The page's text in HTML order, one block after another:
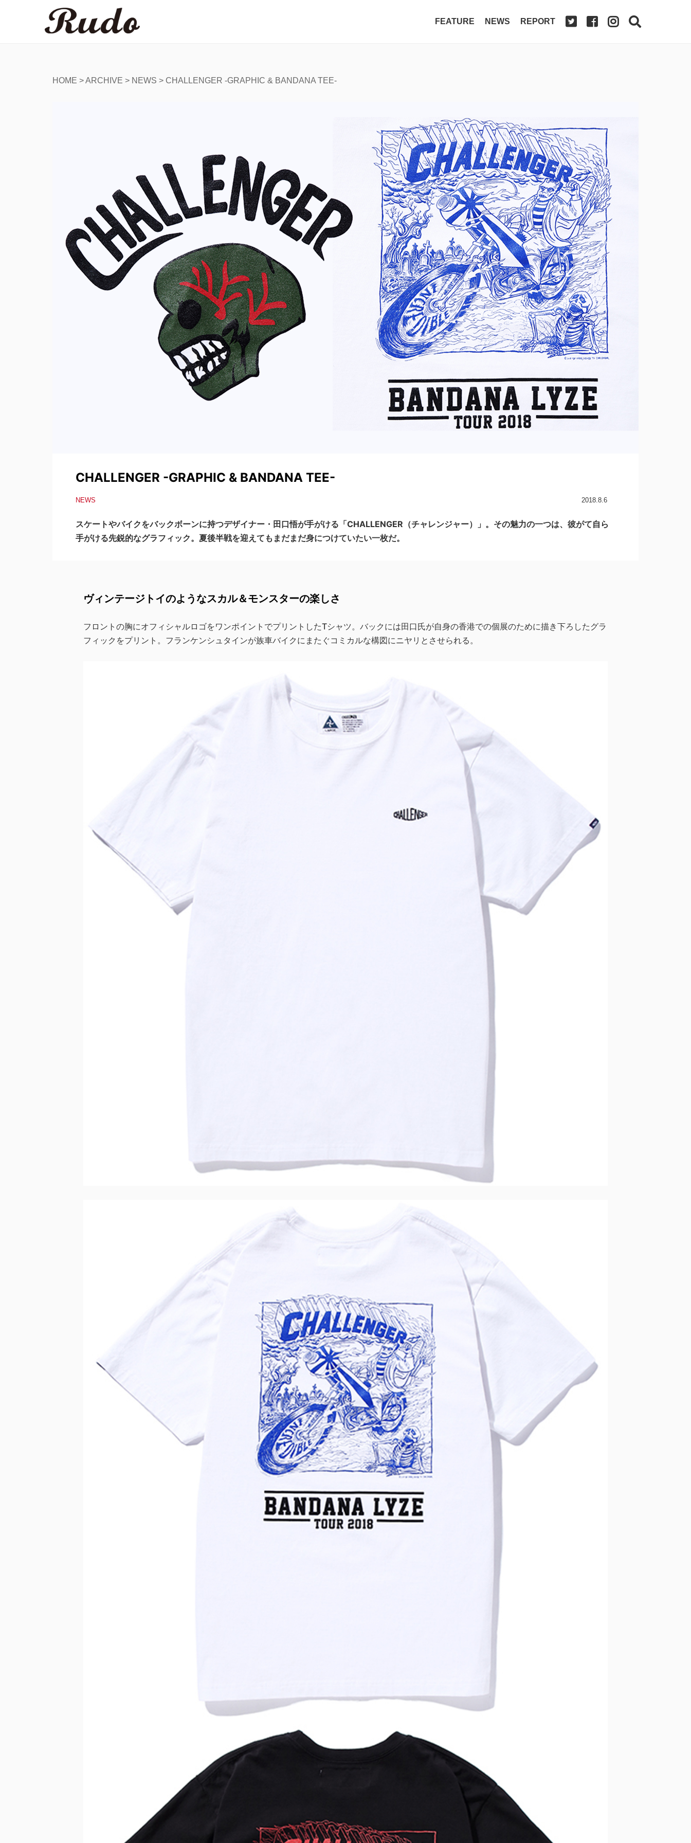
FEATURE NEWS REPORT
HOME >ARCHIVE > NEWS > CHALLENGER -GRAPHIC & BANDANA TEE-
CHALLENGER -GRAPHIC & BANDANA TEE-
NEWS 2018.8.6
スケートやバイクをバックボーンに持つデザイナー・田口悟が手がける「CHALLENGER（チャレンジャー）」。その魅力の一つは、彼がて自ら
手がける先鋭的なグラフィック。夏後半戦を迎えてもまだまだ身につけていたい一枚だ。
ヴィンテージトイのようなスカル＆モンスターの楽しさ
フロントの胸にオフィシャルロゴをワンポイントでプリントしたTシャツ。バックには田口氏が自身の香港での個展のために描き下ろしたグラ
フィックをプリント。フランケンシュタインが族車バイクにまたぐコミカルな構図にニヤリとさせられる。